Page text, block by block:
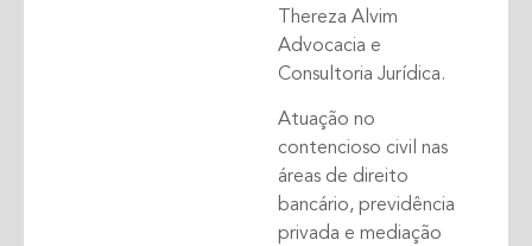
Thereza Alvim
Advocacia e
Consultoria Jurídica.
Atuação no
contencioso civil nas
áreas de direito
bancário, previdência
privada e mediação